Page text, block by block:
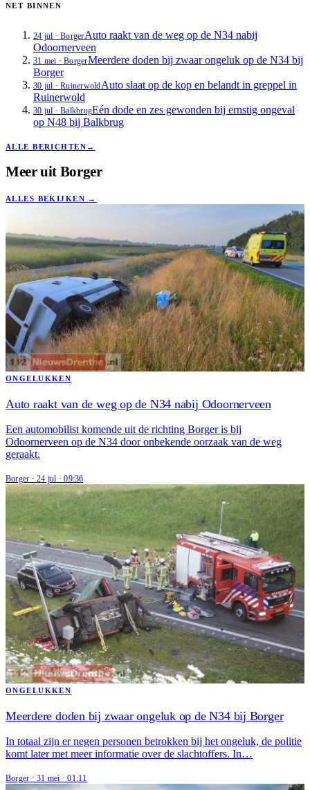
NET BINNEN
24 jul ·BorgerAuto raakt van de weg op de N34 nabij
Odoornerveen
31 mei ·BorgerMeerdere doden bij zwaar ongeluk op de N34 bij
Borger
30 jul ·RuinerwoldAuto slaat op de kop en belandt in greppel in
Ruinerwold
30 jul ·BalkbrugEén dode en zes gewonden bij ernstig ongeval
op N48 bij Balkbrug
ALLE BERICHTEN →
Meer uit Borger
ALLES BEKIJKEN →
ONGELUKKEN
Auto raakt van de weg op de N34 nabij Odoornerveen
Een automobilist komende uit de richting Borger is bij
Odoornerveen op de N34 door onbekende oorzaak van de weg
geraakt.
Borger ·24 jul · 09:36
ONGELUKKEN
Meerdere doden bij zwaar ongeluk op de N34 bij Borger
In totaal zijn er negen personen betrokken bij het ongeluk, de politie
komt later met meer informatie over de slachtoffers. In…
Borger ·31 mei · 01:11